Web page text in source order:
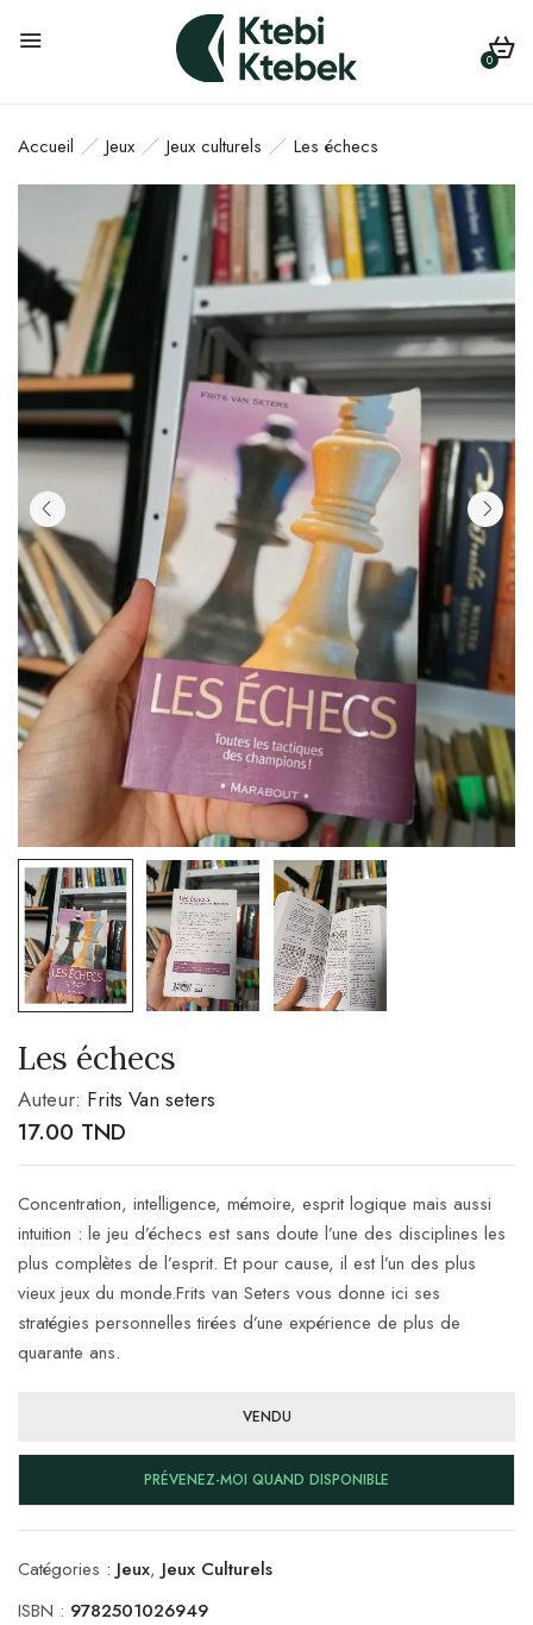
0
Accueil Jeux Jeux culturels Les échecs
Les échecs
Auteur: Frits Van seters
17.00 TND
Concentration, intelligence, mémoire, esprit logique mais aussi
intuition : le jeu d’échecs est sans doute l’une des disciplines les
plus complètes de l’esprit. Et pour cause, il est l’un des plus
vieux jeux du monde.Frits van Seters vous donne ici ses
stratégies personnelles tirées d’une expérience de plus de
quarante ans.
VENDU
PRÉVENEZ-MOI QUAND DISPONIBLE
Catégories : Jeux, Jeux Culturels
ISBN : 9782501026949